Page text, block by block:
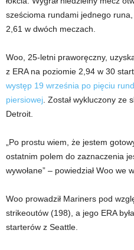
sześcioma rundami jednego
2,61 w dwóch meczach.
Woo, 25-letni praworęczny,
z ERA na poziomie 2,94 w 30
występ 19 września po pięciu
piersiowej . Został wykluczony ze
Detroit.
„Po prostu wiem, że jestem
ostatnim polem do zaznaczenia
wywołane” – powiedział Woo we
Woo prowadził Mariners pod
strikeoutów (198), a jego ERA
starterów z Seattle.